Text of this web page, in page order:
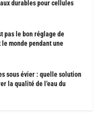
durables pour cellules
pas le bon réglage de
monde pendant une
sous évier : quelle solution
la qualité de l’eau du